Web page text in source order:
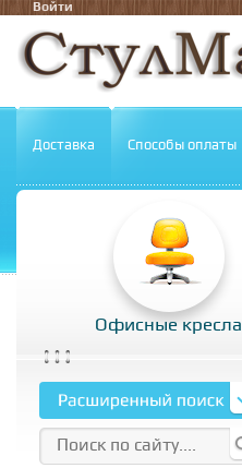
Войти
Доставка Способы оплаты
Офисные кресла